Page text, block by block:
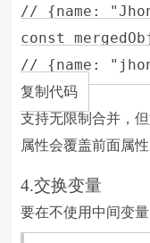
// {name:
const
// {name:
复制代码
支持无限制合并，
属性会覆盖前面属
4.交换变量
要在不使用中间变